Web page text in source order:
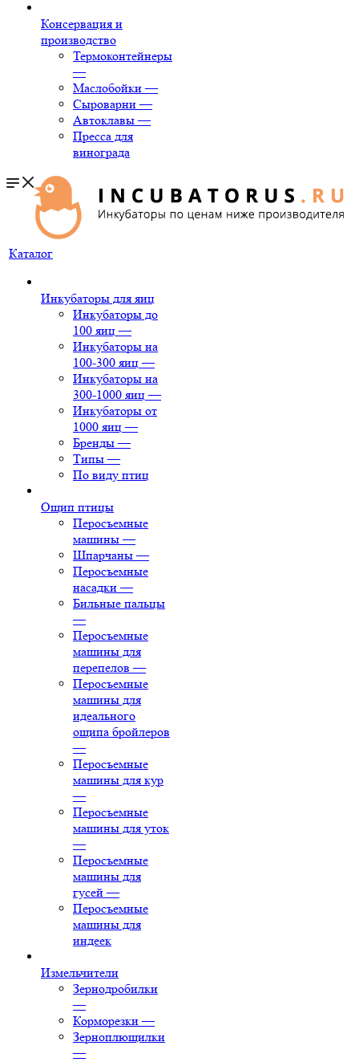
Консервация и
производство
Термоконтейнеры
—
Маслобойки —
Сыроварни —
Автоклавы —
Пресса для
винограда
Каталог
Инкубаторы для яиц
Инкубаторы до
100 яиц —
Инкубаторы на
100-300 яиц —
Инкубаторы на
300-1000 яиц —
Инкубаторы от
1000 яиц —
Бренды —
Типы —
По виду птиц
Ощип птицы
Перосъемные
машины —
Шпарчаны —
Перосъемные
насадки —
Бильные пальцы
—
Перосъемные
машины для
перепелов —
Перосъемные
машины для
идеального
ощипа бройлеров
—
Перосъемные
машины для кур
—
Перосъемные
машины для уток
—
Перосъемные
машины для
гусей —
Перосъемные
машины для
индеек
Измельчители
Зернодробилки
—
Корморезки —
Зерноплющилки
—